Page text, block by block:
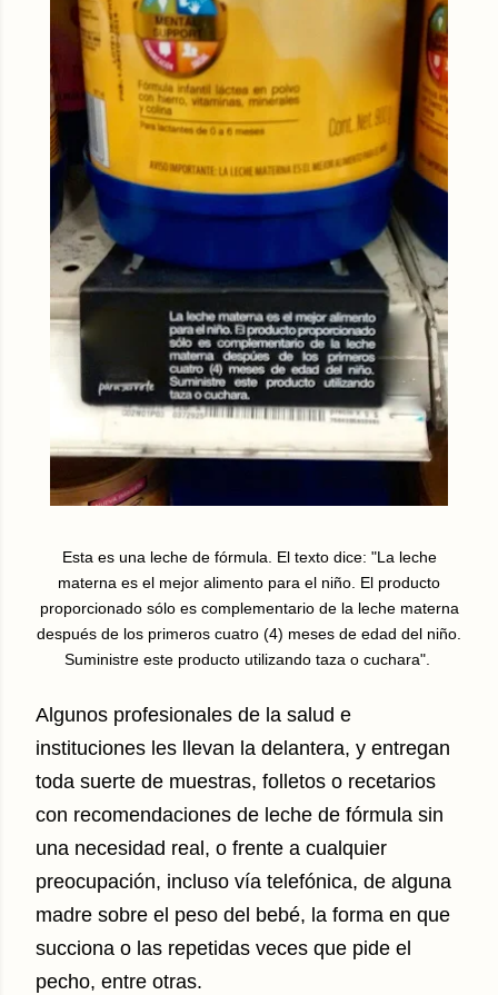
Esta es una leche de fórmula. El texto dice: "La leche
materna es el mejor alimento para el niño. El producto
proporcionado sólo es complementario de la leche materna
después de los primeros cuatro (4) meses de edad del niño.
Suministre este producto utilizando taza o cuchara".
Algunos profesionales de la salud e
instituciones les llevan la delantera, y entregan
toda suerte de muestras, folletos o recetarios
con recomendaciones de leche de fórmula sin
una necesidad real, o frente a cualquier
preocupación, incluso vía telefónica, de alguna
madre sobre el peso del bebé, la forma en que
succiona o las repetidas veces que pide el
pecho, entre otras.